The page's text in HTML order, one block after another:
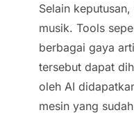
Selain
musik.Tools
berbagai gaya
tersebut dapat
oleh AI
mesin yang